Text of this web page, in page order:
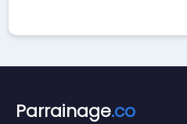
Parrainage.co